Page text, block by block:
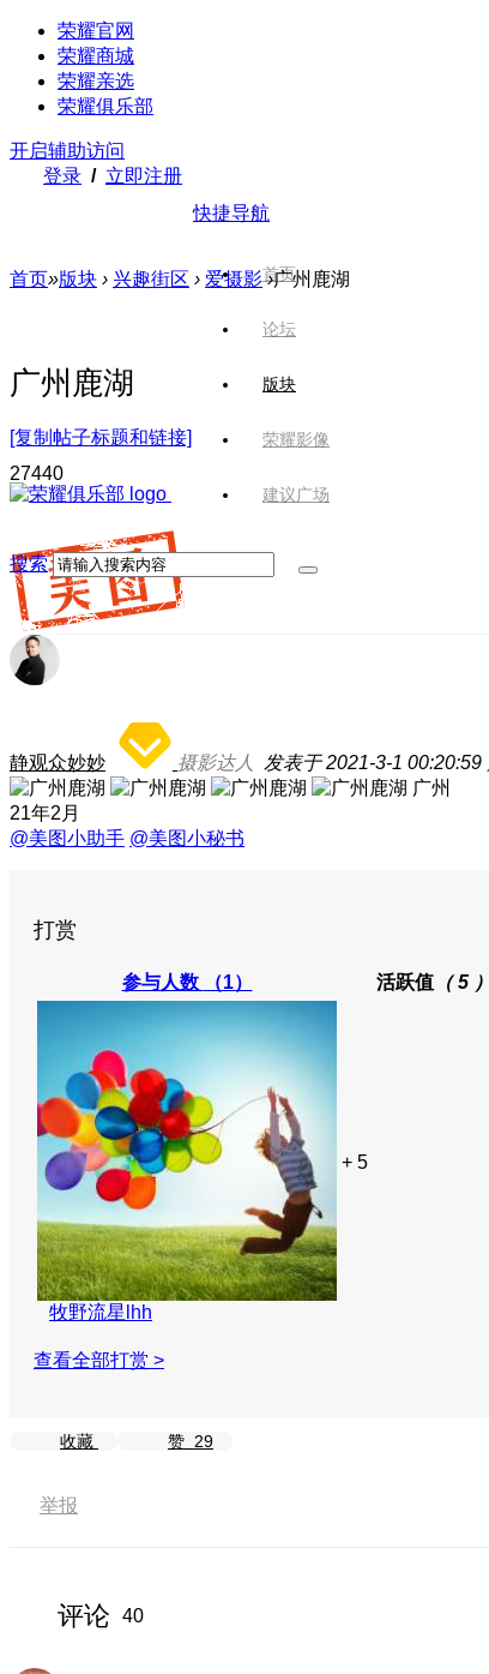
荣耀官网
荣耀商城
荣耀亲选
荣耀俱乐部
开启辅助访问
登录 / 立即注册
快捷导航
首页
论坛
版块
荣耀影像
建议广场
搜索
首页»版块 › 兴趣街区 › 爱摄影 ›广州鹿湖
广州鹿湖
[复制帖子标题和链接]
27440
静观众妙妙 摄影达人 发表于 2021-3-1 00:20:59
广州
21年2月
@美图小助手 @美图小秘书
打赏
参与人数 （1） 活跃值 （ 5 ）
牧野流星lhh
+ 5
查看全部打赏 >
收藏 赞 29
举报
评论 40